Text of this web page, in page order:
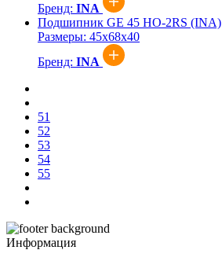
Бренд: INA
Подшипник GE 45 HO-2RS (INA)
Размеры: 45x68x40
Бренд: INA
51
52
53
54
55
Информация